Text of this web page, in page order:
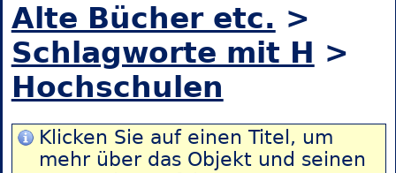
Alte Bücher etc. >
Schlagworte mit H >
Hochschulen
Klicken Sie auf einen Titel, um
mehr über das Objekt und seinen